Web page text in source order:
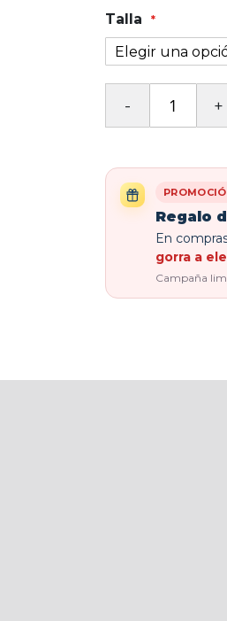
Talla
Regalo
En
gorra a
Campaña